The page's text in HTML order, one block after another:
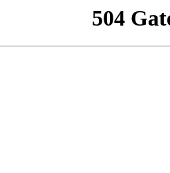
504